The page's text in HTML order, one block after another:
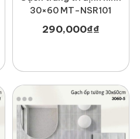
30×60 MT-NSR101
290,000₫₫